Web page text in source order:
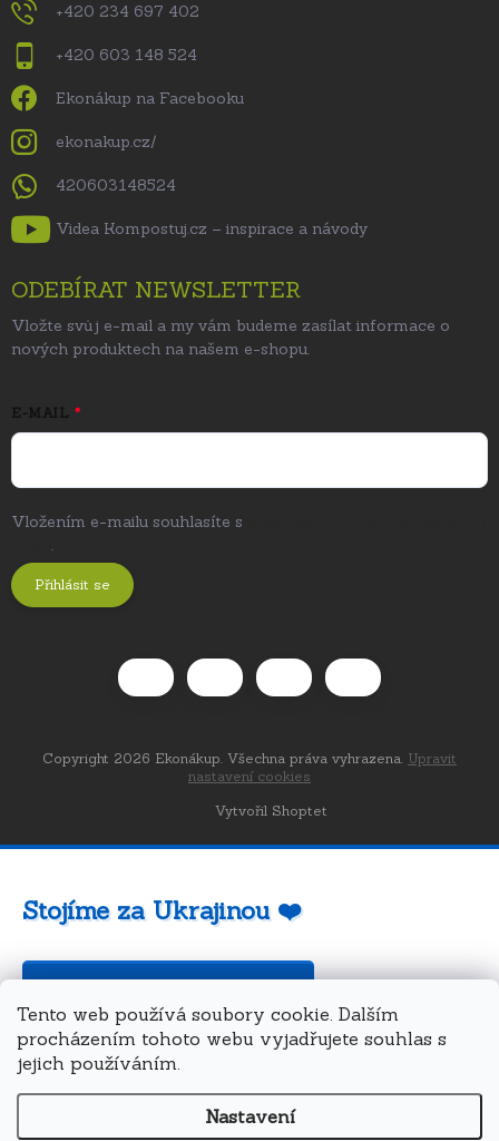
Tento web používá soubory cookie. Dalším
procházením tohoto webu vyjadřujete souhlas s
jejich používáním.
Nastavení
+420 234 697 402
+420 603 148 524
Ekonákup na Facebooku
ekonakup.cz/
420603148524
Videa Kompostuj.cz – inspirace a návody
ODEBÍRAT NEWSLETTER
Vložte svůj e-mail a my vám budeme zasílat informace o
nových produktech na našem e-shopu.
E-MAIL
Vložením e-mailu souhlasíte s
.
Přihlásit se
Vytvořil Shoptet
Copyright 2026 Ekonákup. Všechna práva vyhrazena. Upravit
nastavení cookies
Stojíme za Ukrajinou ❤️